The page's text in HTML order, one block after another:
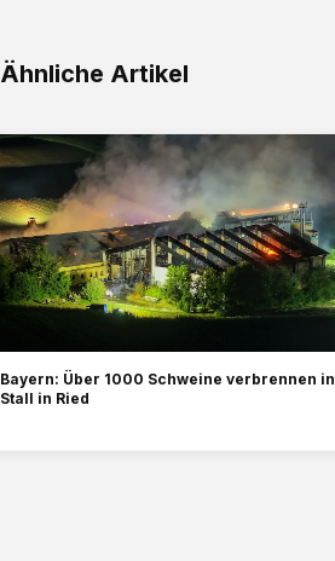
Ähnliche Artikel
Bayern: Über 1000 Schweine verbrennen in
Stall in Ried